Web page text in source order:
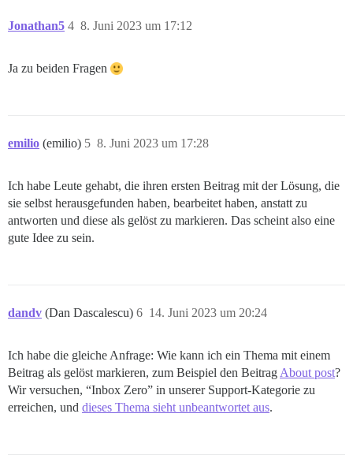
Jonathan5 8. Juni 2023 um 17:12
4
Ja zu beiden Fragen
emilio (emilio) 8. Juni 2023 um 17:28
5
Ich habe Leute gehabt, die ihren ersten Beitrag mit der Lösung, die
sie selbst herausgefunden haben, bearbeitet haben, anstatt zu
antworten und diese als gelöst zu markieren. Das scheint also eine
gute Idee zu sein.
dandv (Dan Dascalescu) 14. Juni 2023 um 20:24
6
Ich habe die gleiche Anfrage: Wie kann ich ein Thema mit einem
Beitrag als gelöst markieren, zum Beispiel den Beitrag About post?
Wir versuchen, “Inbox Zero” in unserer Support-Kategorie zu
erreichen, und dieses Thema sieht unbeantwortet aus.